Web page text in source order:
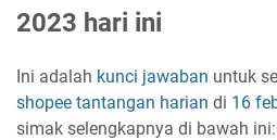
2023 hari ini
Ini adalah kunci jawaban untuk
shopee tantangan harian di 16
simak selengkapnya di bawah ini: